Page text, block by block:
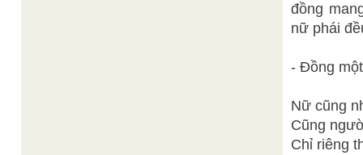
đồng
nữ phái
- Đồng
Nữ cũng
Cũng
Chỉ riêng